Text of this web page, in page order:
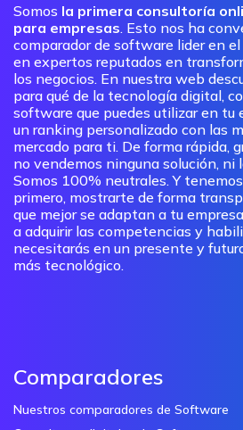
Somos la primera consultoría
para empresas. Esto nos ha
comparador de software lider en
en expertos reputados en
los negocios. En nuestra web
para qué de la tecnología digital,
software que puedes utilizar en tu
un ranking personalizado con las
mercado para ti. De forma rápida,
no vendemos ninguna solución, ni
Somos 100% neutrales. Y
primero, mostrarte de forma
que mejor se adaptan a tu
a adquirir las competencias y
necesitarás en un presente y
más tecnológico.
Comparadores
Nuestros comparadores de Software